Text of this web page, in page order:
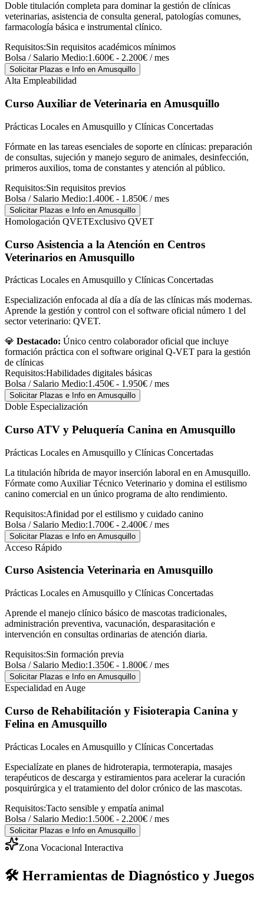
Doble titulación completa para dominar la gestión de clínicas
veterinarias, asistencia de consulta general, patologías comunes,
farmacología básica e instrumental clínico.
Requisitos:Sin requisitos académicos mínimos
Bolsa / Salario Medio:1.600€ - 2.200€ / mes
Solicitar Plazas e Info en Amusquillo
Alta Empleabilidad
Curso Auxiliar de Veterinaria en Amusquillo
Prácticas Locales en Amusquillo y Clínicas Concertadas
Fórmate en las tareas esenciales de soporte en clínicas: preparación
de consultas, sujeción y manejo seguro de animales, desinfección,
primeros auxilios, toma de constantes y atención al público.
Requisitos:Sin requisitos previos
Bolsa / Salario Medio:1.400€ - 1.850€ / mes
Solicitar Plazas e Info en Amusquillo
Homologación QVETExclusivo QVET
Curso Asistencia a la Atención en Centros
Veterinarios en Amusquillo
Prácticas Locales en Amusquillo y Clínicas Concertadas
Especialización enfocada al día a día de las clínicas más modernas.
Aprende la gestión y control con el software oficial número 1 del
sector veterinario: QVET.
💎 Destacado: Único centro colaborador oficial que incluye
formación práctica con el software original Q-VET para la gestión
de clínicas
Requisitos:Habilidades digitales básicas
Bolsa / Salario Medio:1.450€ - 1.950€ / mes
Solicitar Plazas e Info en Amusquillo
Doble Especialización
Curso ATV y Peluquería Canina en Amusquillo
Prácticas Locales en Amusquillo y Clínicas Concertadas
La titulación híbrida de mayor inserción laboral en en Amusquillo.
Fórmate como Auxiliar Técnico Veterinario y domina el estilismo
canino comercial en un único programa de alto rendimiento.
Requisitos:Afinidad por el estilismo y cuidado canino
Bolsa / Salario Medio:1.700€ - 2.400€ / mes
Solicitar Plazas e Info en Amusquillo
Acceso Rápido
Curso Asistencia Veterinaria en Amusquillo
Prácticas Locales en Amusquillo y Clínicas Concertadas
Aprende el manejo clínico básico de mascotas tradicionales,
administración preventiva, vacunación, desparasitación e
intervención en consultas ordinarias de atención diaria.
Requisitos:Sin formación previa
Bolsa / Salario Medio:1.350€ - 1.800€ / mes
Solicitar Plazas e Info en Amusquillo
Especialidad en Auge
Curso de Rehabilitación y Fisioterapia Canina y
Felina en Amusquillo
Prácticas Locales en Amusquillo y Clínicas Concertadas
Especialízate en planes de hidroterapia, termoterapia, masajes
terapéuticos de descarga y estiramientos para acelerar la curación
posquirúrgica y el tratamiento del dolor crónico de las mascotas.
Requisitos:Tacto sensible y empatía animal
Bolsa / Salario Medio:1.500€ - 2.200€ / mes
Solicitar Plazas e Info en Amusquillo
Zona Vocacional Interactiva
🛠️ Herramientas de Diagnóstico y Juegos